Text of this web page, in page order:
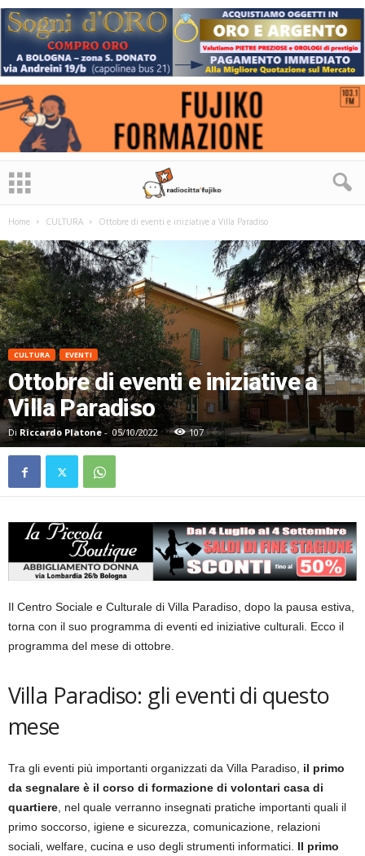
Home CULTURA Ottobre di eventi e iniziative a Villa Paradiso
CULTURA EVENTI
Ottobre di eventi e iniziative a
Villa Paradiso
Di Riccardo Platone - 05/10/2022 107
Il Centro Sociale e Culturale di Villa Paradiso, dopo la pausa estiva,
torna con il suo programma di eventi ed iniziative culturali. Ecco il
programma del mese di ottobre.
Villa Paradiso: gli eventi di questo
mese
Tra gli eventi più importanti organizzati da Villa Paradiso, il primo
da segnalare è il corso di formazione di volontari casa di
quartiere, nel quale verranno insegnati pratiche importanti quali il
primo soccorso, igiene e sicurezza, comunicazione, relazioni
sociali, welfare, cucina e uso degli strumenti informatici. Il primo